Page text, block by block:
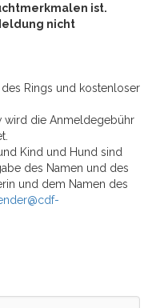
ist.
nicht
Rings und kostenloser
wird die Anmeldegebühr
Kind und Hund sind
des Namen und des
und dem Namen des